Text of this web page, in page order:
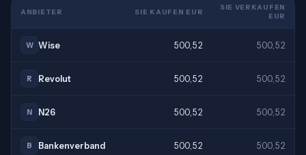
ANBIETER SIE KAUFEN EUR
SIE VERKAUFEN
EUR
W Wise 500,52 500,52
R Revolut 500,52 500,52
N N26 500,52 500,52
B Bankenverband 500,52 500,52